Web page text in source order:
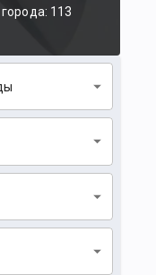
города: 113